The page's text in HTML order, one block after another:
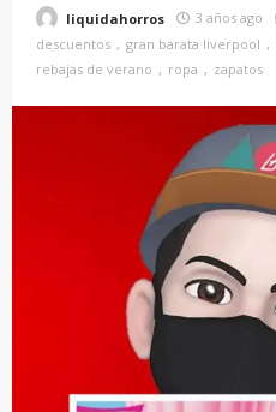
liquidahorros 3 años ago
descuentos
gran barata liverpool
rebajas de verano
ropa zapatos